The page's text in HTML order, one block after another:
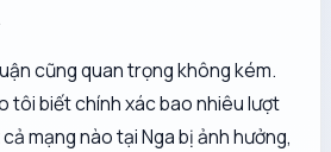
cũng quan trọng không kém.
tôi biết chính xác bao nhiêu lượt
mạng nào tại Nga bị ảnh hưởng,